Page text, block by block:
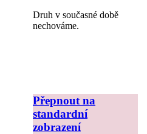
Druh v současné době
nechováme.
Přepnout na
standardní
zobrazení